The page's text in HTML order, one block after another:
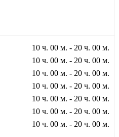
10 ч. 00 м. - 20 ч. 00 м.
10 ч. 00 м. - 20 ч. 00 м.
10 ч. 00 м. - 20 ч. 00 м.
10 ч. 00 м. - 20 ч. 00 м.
10 ч. 00 м. - 20 ч. 00 м.
10 ч. 00 м. - 20 ч. 00 м.
10 ч. 00 м. - 20 ч. 00 м.